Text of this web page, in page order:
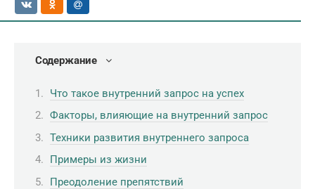
Содержание
Что такое внутренний запрос на успех
Факторы, влияющие на внутренний запрос
Техники развития внутреннего запроса
Примеры из жизни
Преодоление препятствий